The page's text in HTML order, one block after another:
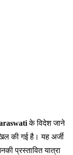
के विदेश जाने
की गई है। यह अर्जी
प्रस्तावित यात्रा